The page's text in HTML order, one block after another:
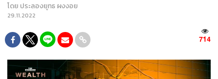
โดย ประลองยุทธ ผงงอย
29.11.2022
714